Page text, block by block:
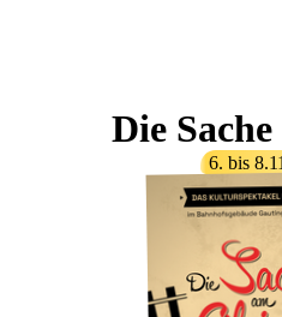
Die
6. bis